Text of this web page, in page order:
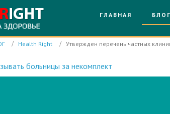
ГЛАВНАЯ БЛОГ
Health Right Утвержден перечень частных
больницы за некомплект